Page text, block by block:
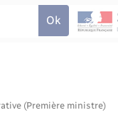
(Première ministre)